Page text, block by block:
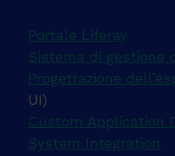
Portale Liferay
Sistema di gestione
Progettazione
UI)
Custom Application
System Integration